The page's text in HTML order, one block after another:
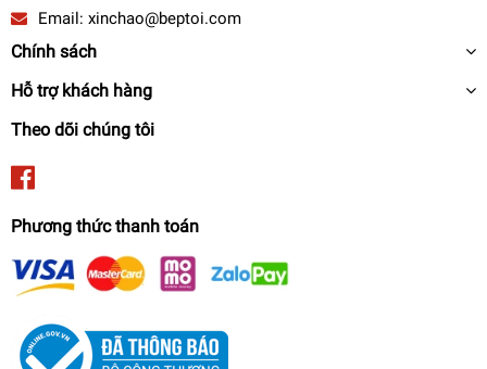
Email: xinchao@beptoi.com
Chính sách
Hỗ trợ khách hàng
Theo dõi chúng tôi
Phương thức thanh toán